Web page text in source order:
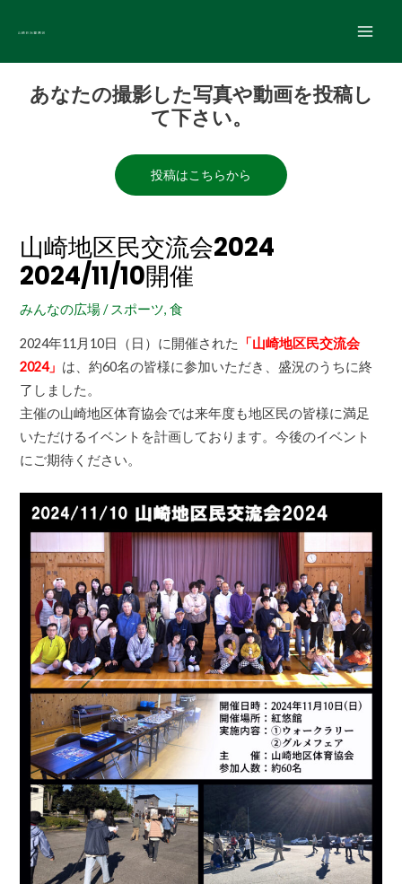
あなたの撮影した写真や動画を投稿し
て下さい。
投稿はこちらから
山崎地区民交流会2024
2024/11/10開催
みんなの広場/ スポーツ,食
2024年11月10日（日）に開催された
「山崎地区民交流会
2024」 は、約60名の皆様に参加いただき、盛況のうちに終
了しました。
主催の山崎地区体育協会では来年度も地区民の皆様に満足
いただけるイベントを計画しております。今後のイベント
にご期待ください。
navigation